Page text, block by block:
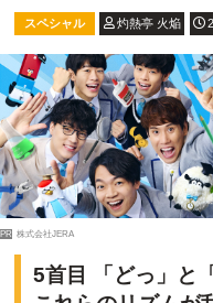
スペシャル 灼熱亭 火焔
PR 株式会社JERA
5首目 「どっ」と